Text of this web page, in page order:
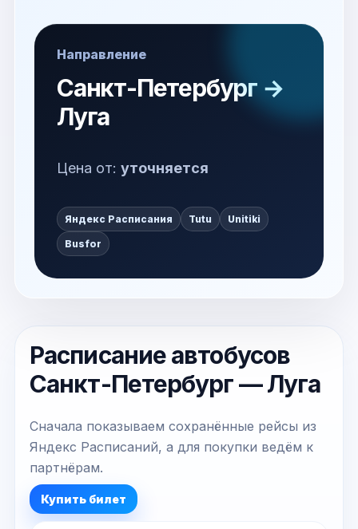
Направление
Санкт-Петербург →
Луга
Цена от: уточняется
Яндекс Расписания Tutu Unitiki
Busfor
Расписание автобусов
Санкт-Петербург — Луга
Сначала показываем сохранённые рейсы из
Яндекс Расписаний, а для покупки ведём к
партнёрам.
Купить билет